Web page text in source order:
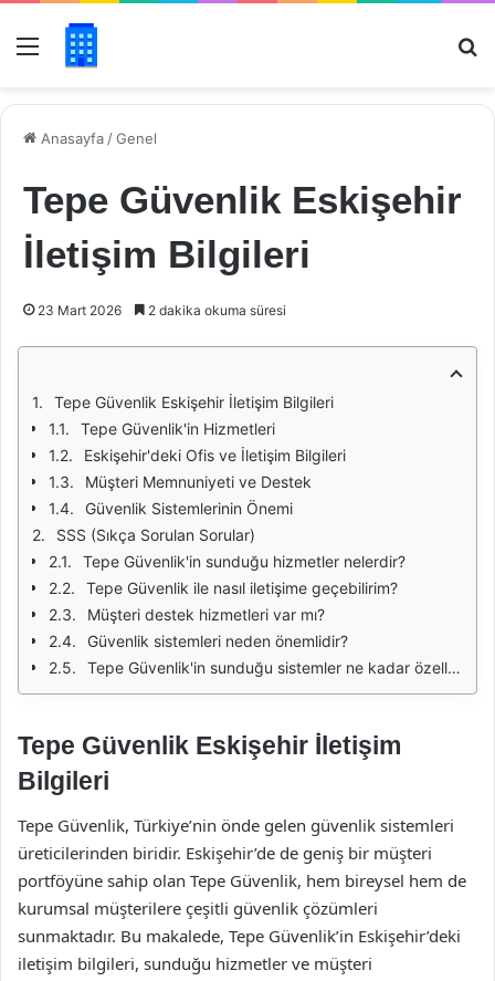
Menü
Anasayfa /Genel
Tepe Güvenlik Eskişehir
İletişim Bilgileri
23 Mart 2026 2 dakika okuma süresi
Tepe Güvenlik Eskişehir İletişim Bilgileri
Tepe Güvenlik'in Hizmetleri
Eskişehir'deki Ofis ve İletişim Bilgileri
Müşteri Memnuniyeti ve Destek
Güvenlik Sistemlerinin Önemi
SSS (Sıkça Sorulan Sorular)
Tepe Güvenlik'in sunduğu hizmetler nelerdir?
Tepe Güvenlik ile nasıl iletişime geçebilirim?
Müşteri destek hizmetleri var mı?
Güvenlik sistemleri neden önemlidir?
Tepe Güvenlik'in sunduğu sistemler ne kadar özelleştirilebilir?
Tepe Güvenlik Eskişehir İletişim
Bilgileri
Tepe Güvenlik, Türkiye’nin önde gelen güvenlik sistemleri
üreticilerinden biridir. Eskişehir’de de geniş bir müşteri
portföyüne sahip olan Tepe Güvenlik, hem bireysel hem de
kurumsal müşterilere çeşitli güvenlik çözümleri
sunmaktadır. Bu makalede, Tepe Güvenlik’in Eskişehir’deki
iletişim bilgileri, sunduğu hizmetler ve müşteri